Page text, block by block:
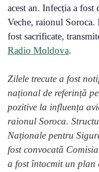
acest an. Infecția a fost
Veche, raionul Soroca.
fost sacrificate,
Radio Moldova.
Zilele trecute a fost
național de referință
pozitive la influența
raionul Soroca.
Naționale pentru
fost convocată
a fost întocmit un plan